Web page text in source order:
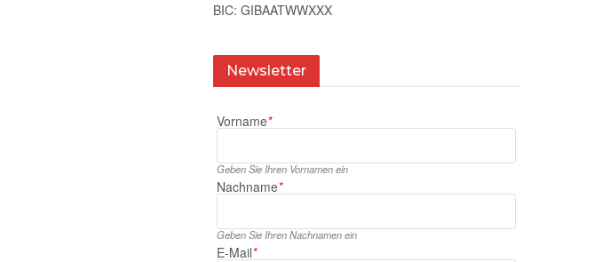
BIC: GIBAATWWXXX
Newsletter
Vorname*
Geben Sie Ihren Vornamen ein
Nachname*
Geben Sie Ihren Nachnamen ein
E‑Mail*